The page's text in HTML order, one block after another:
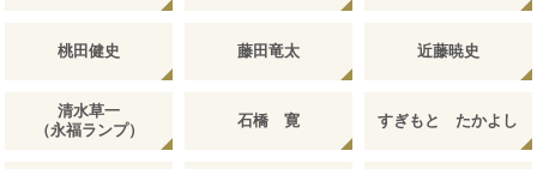
桃田健史 藤田竜太 近藤暁史
清水草一
（永福ランプ）
石橋 寛 すぎもと たかよし